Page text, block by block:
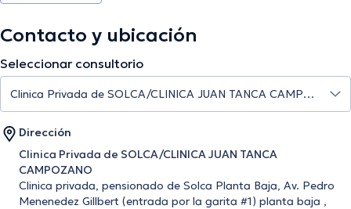
Contacto y ubicación
Seleccionar consultorio
Dirección
Clinica Privada de SOLCA/CLINICA JUAN TANCA
CAMPOZANO
Clinica privada, pensionado de Solca Planta Baja, Av. Pedro
Menenedez Gillbert (entrada por la garita #1) planta baja ,